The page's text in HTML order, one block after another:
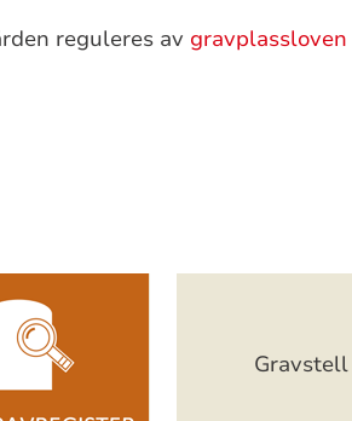
reguleres av gravplassloven
Gravstell